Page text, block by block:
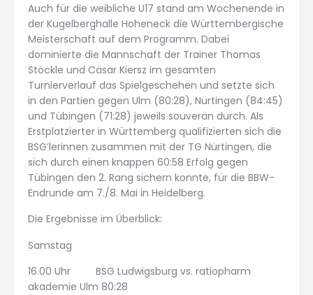
Auch für die weibliche U17 stand am Wochenende in
der Kugelberghalle Hoheneck die Württembergische
Meisterschaft auf dem Programm. Dabei
dominierte die Mannschaft der Trainer Thomas
Stöckle und Cäsar Kiersz im gesamten
Turnierverlauf das Spielgeschehen und setzte sich
in den Partien gegen Ulm (80:28), Nürtingen (84:45)
und Tübingen (71:28) jeweils souverän durch. Als
Erstplatzierter in Württemberg qualifizierten sich die
BSG’lerinnen zusammen mit der TG Nürtingen, die
sich durch einen knappen 60:58 Erfolg gegen
Tübingen den 2. Rang sichern konnte, für die BBW-
Endrunde am 7./8. Mai in Heidelberg.
Die Ergebnisse im Überblick:
Samstag
16.00 Uhr BSG Ludwigsburg vs. ratiopharm
akademie Ulm 80:28